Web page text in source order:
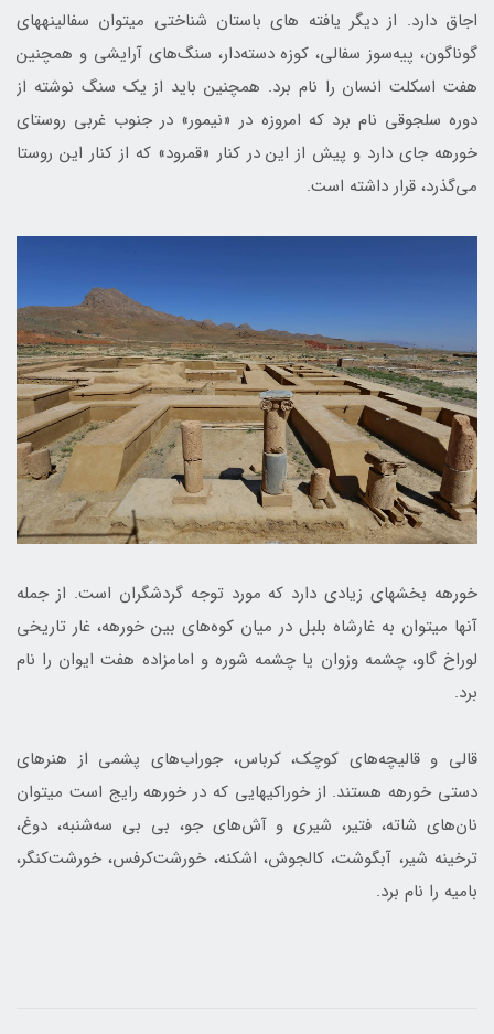
اجاق دارد. از دیگر یافته ­های باستان ­شناختی می­توان سفالینه‎های
گوناگون، پیه‌سوز سفالی، کوزه دسته‌دار، سنگ‌های آرایشی و همچنین
هفت اسکلت انسان را نام برد. همچنین باید از یک سنگ نوشته از
دوره سلجوقی نام برد که امروزه در «نیم‎ور» در جنوب غربی روستای
خورهه جای دارد و پیش از این در کنار «قمرود» که از کنار این روستا
می‌گذرد، قرار داشته است.
خورهه بخش‎های زیادی دارد که مورد توجه گردشگران است. از جمله
آن‎ها می‎توان به غارشاه بلبل در میان کوه‌های بین خورهه، غار تاریخی
لوراخ گاو، چشمه وزوان یا چشمه شوره و امامزاده هفت ایوان را نام
برد.
قالی و قالیچه‌های کوچک، کرباس، جوراب‌های پشمی از هنرهای
دستی خورهه هستند. از خوراکی­هایی که در خورهه رایج است می­توان
نان‌های شاته، فتیر، شیری و آش‌های جو، بی بی سه‌شنبه، دوغ،
ترخینه شیر، آبگوشت، کالجوش، اشکنه، خورشت‌کرفس، خورشت‌کنگر،
بامیه را نام برد.